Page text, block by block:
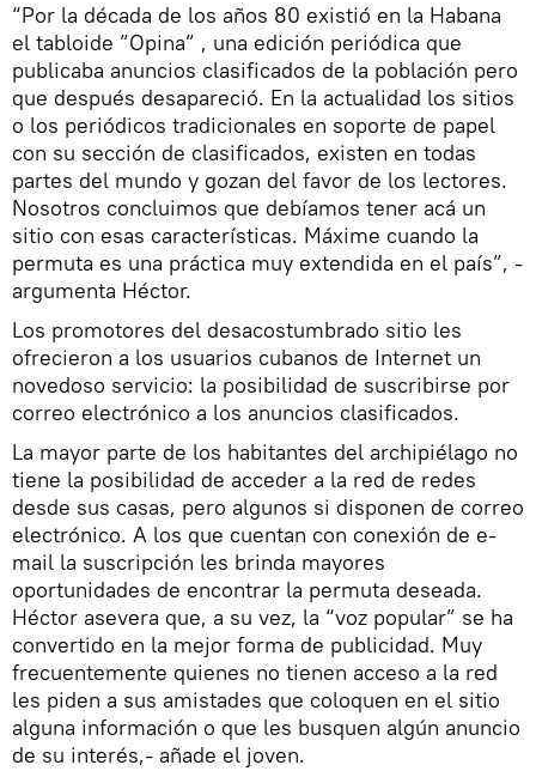
“Por la década de los años 80 existió en la Habana
el tabloide ”Opina” , una edición periódica que
publicaba anuncios clasificados de la población pero
que después desapareció. En la actualidad los sitios
o los periódicos tradicionales en soporte de papel
con su sección de clasificados, existen en todas
partes del mundo y gozan del favor de los lectores.
Nosotros concluimos que debíamos tener acá un
sitio con esas características. Máxime cuando la
permuta es una práctica muy extendida en el país”, -
argumenta Héctor.
Los promotores del desacostumbrado sitio les
ofrecieron a los usuarios cubanos de Internet un
novedoso servicio: la posibilidad de suscribirse por
correo electrónico a los anuncios clasificados.
La mayor parte de los habitantes del archipiélago no
tiene la posibilidad de acceder a la red de redes
desde sus casas, pero algunos si disponen de correo
electrónico. A los que cuentan con conexión de e-
mail la suscripción les brinda mayores
oportunidades de encontrar la permuta deseada.
Héctor asevera que, a su vez, la “voz popular” se ha
convertido en la mejor forma de publicidad. Muy
frecuentemente quienes no tienen acceso a la red
les piden a sus amistades que coloquen en el sitio
alguna información o que les busquen algún anuncio
de su interés,- añade el joven.